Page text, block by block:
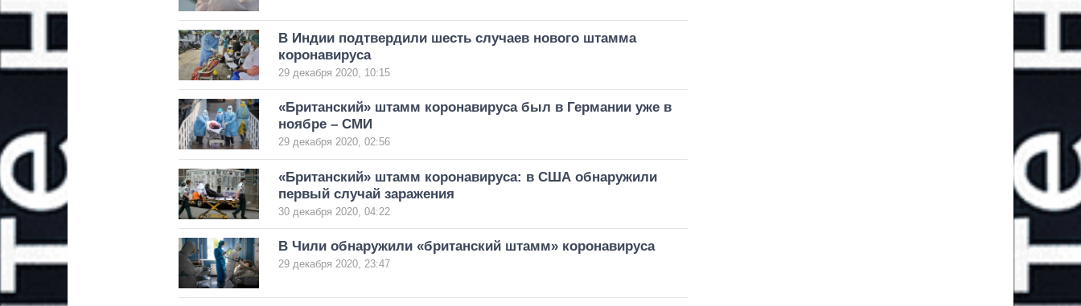
В Индии подтвердили шесть случаев нового штамма
коронавируса
29 декабря 2020, 10:15
«Британский» штамм коронавируса был в Германии уже в
ноябре – СМИ
29 декабря 2020, 02:56
«Британский» штамм коронавируса: в США обнаружили
первый случай заражения
30 декабря 2020, 04:22
В Чили обнаружили «британский штамм» коронавируса
29 декабря 2020, 23:47